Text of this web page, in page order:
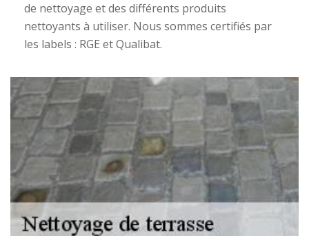
de nettoyage et des différents produits
nettoyants à utiliser. Nous sommes certifiés par
les labels : RGE et Qualibat.